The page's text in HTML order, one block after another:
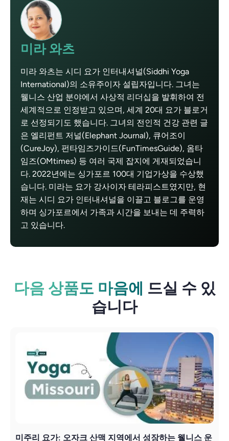
미라 와츠
미라 와츠는 시디 요가 인터내셔널(Siddhi Yoga
International)의 소유주이자 설립자입니다. 그녀는
웰니스 산업 분야에서 사상적 리더십을 발휘하여 전
세계적으로 인정받고 있으며, 세계 20대 요가 블로거
로 선정되기도 했습니다. 그녀의 전인적 건강 관련 글
은 엘리펀트 저널(Elephant Journal), 큐어조이
(CureJoy), 펀타임즈가이드(FunTimesGuide), 옴타
임즈(OMtimes) 등 여러 국제 잡지에 게재되었습니
다. 2022년에는 싱가포르 100대 기업가상을 수상했
습니다. 미라는 요가 강사이자 테라피스트였지만, 현
재는 시디 요가 인터내셔널을 이끌고 블로그를 운영
하며 싱가포르에서 가족과 시간을 보내는 데 주력하
고 있습니다.
다음 상품도 마음에 드실 수 있
습니다
미주리 요가: 오자크 산맥 지역에서 성장하는 웰니스 운